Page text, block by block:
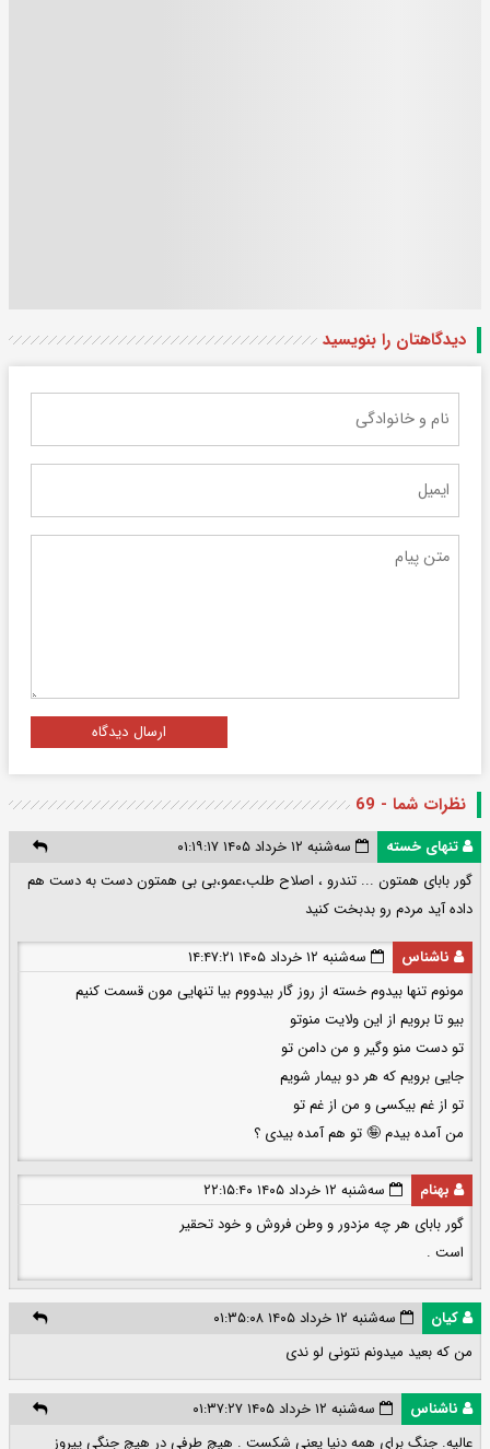
دیدگاهتان را بنویسید
ارسال دیدگاه
نظرات شما - 69
تنهای خسته
سه‌شنبه ۱۲ خرداد ۱۴۰۵ ۰۱:۱۹:۱۷
گور بابای همتون ... تندرو ، اصلاح طلب،عمو،بی بی همتون دست به دست هم
داده آید مردم رو بدبخت کنید
ناشناس
سه‌شنبه ۱۲ خرداد ۱۴۰۵ ۱۴:۴۷:۲۱
مونوم تنها بیدوم خسته از روز گار بیدووم بیا تنهایی مون قسمت کنیم
بیو تا برویم از این ولایت منوتو
تو دست منو وگیر و من دامن تو
جایی برویم که هر دو بیمار شویم
تو از غم بیکسی و من از غم تو
من آمده بیدم 🤪 تو هم آمده بیدی ؟
بهنام
سه‌شنبه ۱۲ خرداد ۱۴۰۵ ۲۲:۱۵:۴۰
گور بابای هر چه مزدور و وطن فروش و خود تحقیر
است .
کیان
سه‌شنبه ۱۲ خرداد ۱۴۰۵ ۰۱:۳۵:۰۸
من که بعید میدونم نتونی لو ندی
ناشناس
سه‌شنبه ۱۲ خرداد ۱۴۰۵ ۰۱:۳۷:۲۷
عالیه. جنگ برای همه دنیا یعنی شکست . هیچ طرفی در هیچ جنگی پیروز